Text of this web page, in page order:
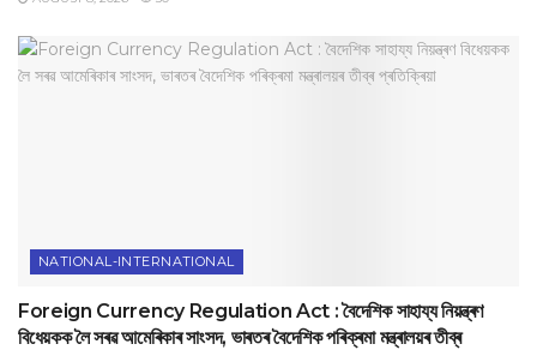
NATIONAL-INTERNATIONAL
Foreign Currency Regulation Act : বৈদেশিক সাহায্য নিয়ন্ত্ৰণ
বিধেয়কক লৈ সৰৱ আমেৰিকাৰ সাংসদ, ভাৰতৰ বৈদেশিক পৰিক্ৰমা মন্ত্ৰালয়ৰ তীব্ৰ